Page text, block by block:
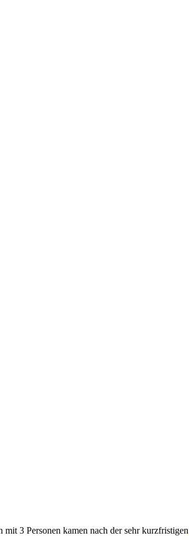
3 Personen kamen nach der sehr kurzfristigen